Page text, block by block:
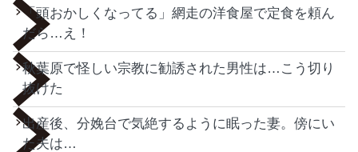
「頭おかしくなってる」網走の洋食屋で定食を頼ん
だら…え！
秋葉原で怪しい宗教に勧誘された男性は…こう切り
抜けた
出産後、分娩台で気絶するように眠った妻。傍にい
た夫は…